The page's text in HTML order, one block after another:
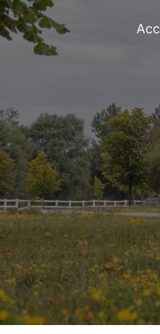
Panneau de gestion des